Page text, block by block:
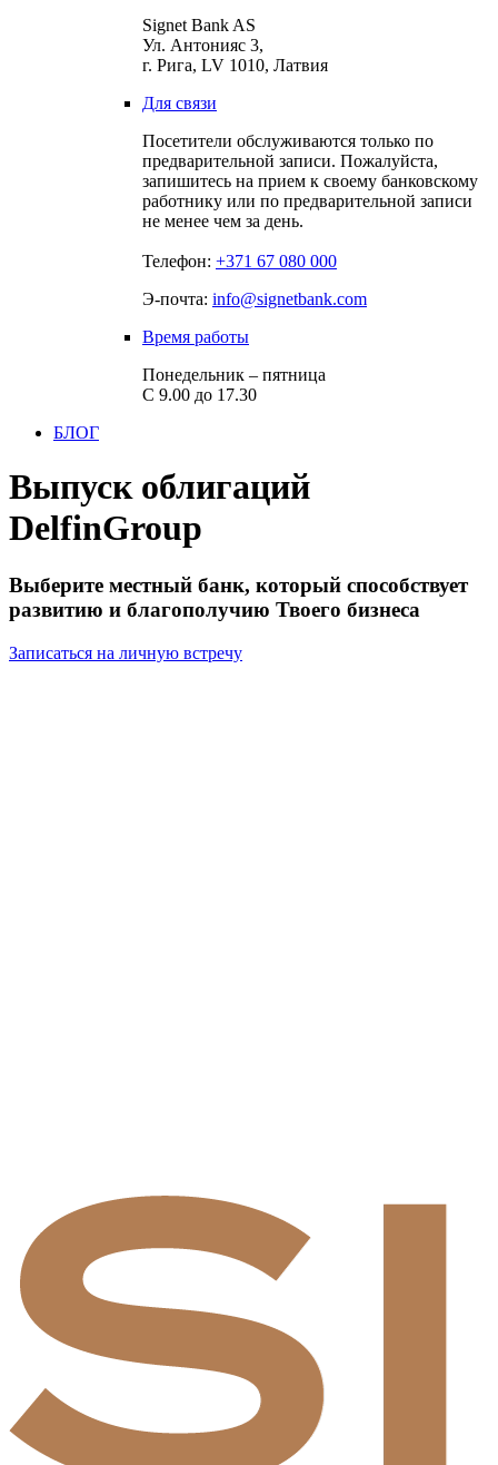
Signet Bank AS
Ул. Антонияс 3,
г. Рига, LV 1010, Латвия
Для связи
Посетители обслуживаются только по
предварительной записи. Пожалуйста,
запишитесь на прием к своему банковскому
работнику или по предварительной записи
не менее чем за день.
Телефон: +371 67 080 000
Э-почта: info@signetbank.com
Время работы
Понедельник – пятница
С 9.00 до 17.30
БЛОГ
Выпуск облигаций
DelfinGroup
Выберите местный банк, который способствует
развитию и благополучию Твоего бизнеса
Записаться на личную встречу